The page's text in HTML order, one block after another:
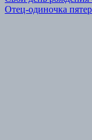
Отец-одиночка